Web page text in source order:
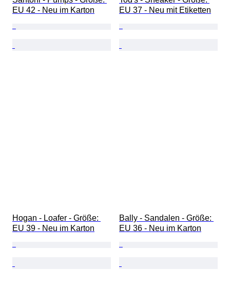
EU 42 - Neu im Karton
EU 37 - Neu mit Etiketten
Hogan - Loafer - Größe:
EU 39 - Neu im Karton
Bally - Sandalen - Größe:
EU 36 - Neu im Karton